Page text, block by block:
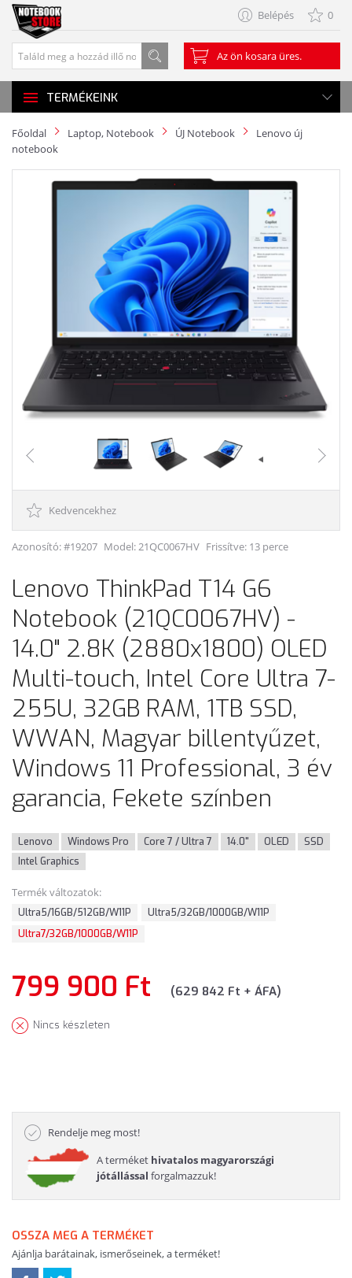
Belépés 0
Az ön kosara üres.
TERMÉKEINK
Főoldal Laptop, Notebook ÚJ Notebook
Lenovo új
notebook
Kedvencekhez
Azonosító: #19207 Model:21QC0067HV Frissítve: 13 perce
Lenovo ThinkPad T14 G6
Notebook (21QC0067HV) -
14.0" 2.8K (2880x1800) OLED
Multi-touch, Intel Core Ultra 7-
255U, 32GB RAM, 1TB SSD,
WWAN, Magyar billentyűzet,
Windows 11 Professional, 3 év
garancia, Fekete színben
Lenovo Windows Pro Core 7 / Ultra 7 14.0" OLED
SSD
Intel Graphics
Termék változatok:
Ultra5/16GB/512GB/W11P
Ultra5/32GB/1000GB/W11P
Ultra7/32GB/1000GB/W11P
799 900 Ft (629 842 Ft + ÁFA)
Nincs készleten
Rendelje meg most!
A terméket hivatalos magyarországi
jótállással forgalmazzuk!
OSSZA MEG A TERMÉKET
Ajánlja barátainak, ismerőseinek, a terméket!